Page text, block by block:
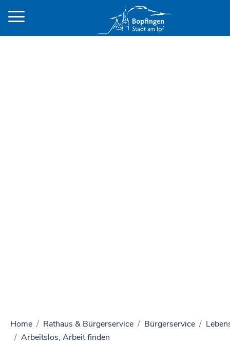
Home Rathaus & Bürgerservice Bürgerservice
Arbeitslos, Arbeit finden